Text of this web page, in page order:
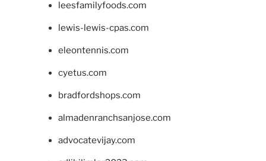
leesfamilyfoods.com
lewis-lewis-cpas.com
eleontennis.com
cyetus.com
bradfordshops.com
almadenranchsanjose.com
advocatevijay.com